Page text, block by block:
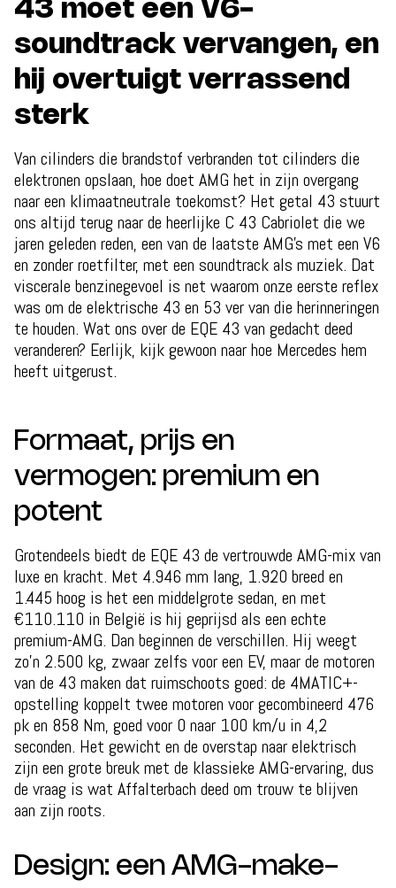
43 moet een V6-
soundtrack vervangen, en
hij overtuigt verrassend
sterk
Van cilinders die brandstof verbranden tot cilinders die
elektronen opslaan, hoe doet AMG het in zijn overgang
naar een klimaatneutrale toekomst? Het getal 43 stuurt
ons altijd terug naar de heerlijke C 43 Cabriolet die we
jaren geleden reden, een van de laatste AMG's met een V6
en zonder roetfilter, met een soundtrack als muziek. Dat
viscerale benzinegevoel is net waarom onze eerste reflex
was om de elektrische 43 en 53 ver van die herinneringen
te houden. Wat ons over de EQE 43 van gedacht deed
veranderen? Eerlijk, kijk gewoon naar hoe Mercedes hem
heeft uitgerust.
Formaat, prijs en
vermogen: premium en
potent
Grotendeels biedt de EQE 43 de vertrouwde AMG-mix van
luxe en kracht. Met 4.946 mm lang, 1.920 breed en
1.445 hoog is het een middelgrote sedan, en met
€110.110 in België is hij geprijsd als een echte
premium-AMG. Dan beginnen de verschillen. Hij weegt
zo'n 2.500 kg, zwaar zelfs voor een EV, maar de motoren
van de 43 maken dat ruimschoots goed: de 4MATIC+-
opstelling koppelt twee motoren voor gecombineerd 476
pk en 858 Nm, goed voor 0 naar 100 km/u in 4,2
seconden. Het gewicht en de overstap naar elektrisch
zijn een grote breuk met de klassieke AMG-ervaring, dus
de vraag is wat Affalterbach deed om trouw te blijven
aan zijn roots.
Design: een AMG-make-